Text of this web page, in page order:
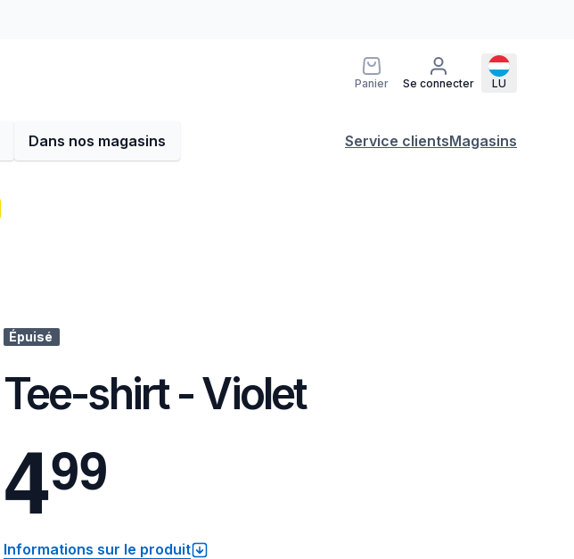
Panier Se connecter LU
Dans nos magasins Service clientsMagasins
Épuisé
Tee-shirt - Violet
499
Informations sur le produit